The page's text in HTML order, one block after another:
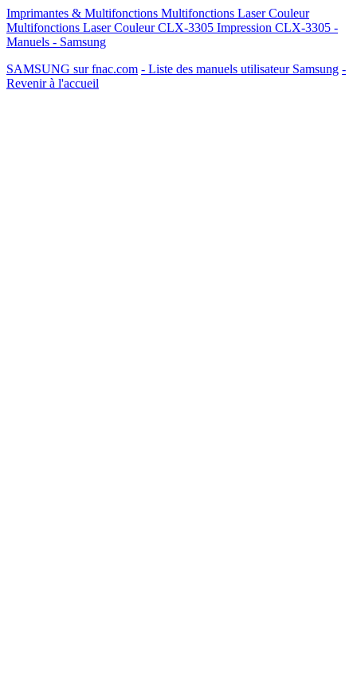
Imprimantes & Multifonctions Multifonctions Laser Couleur
Multifonctions Laser Couleur CLX-3305 Impression CLX-3305 -
Manuels - Samsung
SAMSUNG sur fnac.com - Liste des manuels utilisateur Samsung -
Revenir à l'accueil